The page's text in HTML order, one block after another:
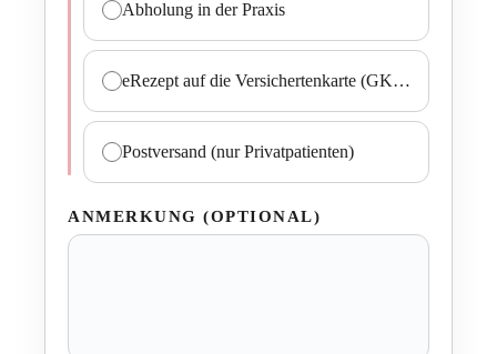
Abholung in der Praxis
eRezept auf die Versichertenkarte (GKV)
Postversand (nur Privatpatienten)
ANMERKUNG (OPTIONAL)